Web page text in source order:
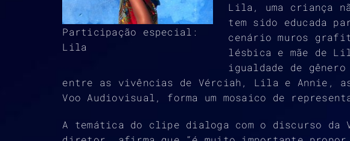
Participação especial:
Lila
Lila, uma criança
tem sido educada
cenário muros
lésbica e mãe de
igualdade de
entre as vivências de Vérciah, Lila e Annie,
Voo Audiovisual, forma um mosaico de
A temática do clipe dialoga com o discurso da